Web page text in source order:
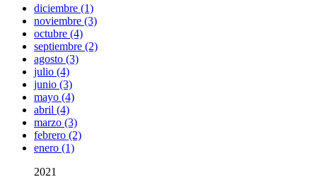
diciembre (1)
noviembre (3)
octubre (4)
septiembre (2)
agosto (3)
julio (4)
junio (3)
mayo (4)
abril (4)
marzo (3)
febrero (2)
enero (1)
2021